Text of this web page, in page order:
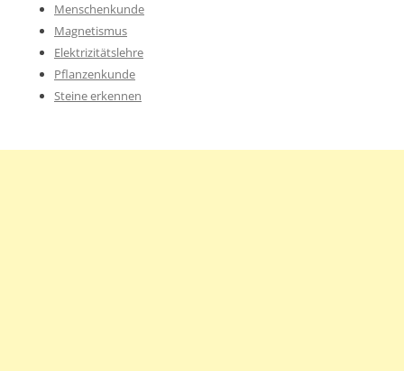
Menschenkunde
Magnetismus
Elektrizitätslehre
Pflanzenkunde
Steine erkennen